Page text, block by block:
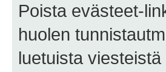
Poista evästeet-
huolen
luetuista